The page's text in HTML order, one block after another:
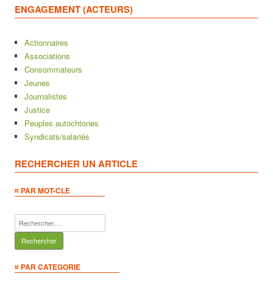
ENGAGEMENT (ACTEURS)
Actionnaires
Associations
Consommateurs
Jeunes
Journalistes
Justice
Peuples autochtones
Syndicats/salariés
RECHERCHER UN ARTICLE
¤ PAR MOT-CLE
Rechercher :
¤ PAR CATEGORIE